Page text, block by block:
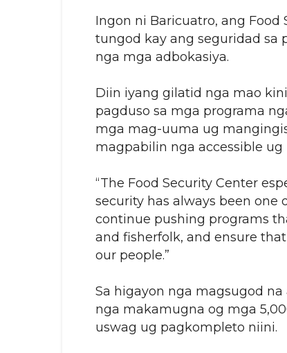
Ingon ni Baricuatro, ang
tungod kay ang seguridad sa
nga mga adbokasiya.
Diin iyang gilatid nga mao
pagduso sa mga programa
mga mag-uuma ug
magpabilin nga accessible
“The Food Security Center
security has always been one
continue pushing programs
and fisherfolk, and ensure
our people.”
Sa higayon nga magsugod
nga makamugna og mga
uswag ug pagkompleto niini.